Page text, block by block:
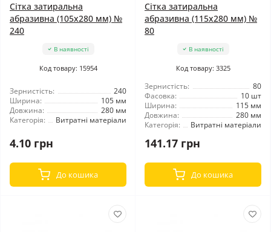
Сітка затиральна
абразивна (105x280 мм) №
240
В наявності
Код товару: 15954
Зернистість:
240
Ширина:
105 мм
Довжина:
280 мм
Категорія:
Витратні матеріали
4.10 грн
До кошика
Сітка затиральна
абразивна (115x280 мм) №
80
В наявності
Код товару: 3325
Зернистість:
80
Фасовка:
10 шт
Ширина:
115 мм
Довжина:
280 мм
Категорія:
Витратні матеріали
141.17 грн
До кошика